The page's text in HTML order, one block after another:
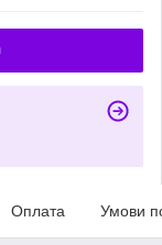
Оплата Умови